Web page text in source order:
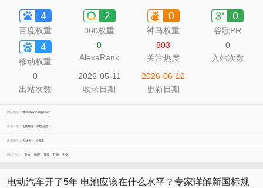
百度权重 360权重 神马权重 谷歌PR
移动权重
0
AlexaRank
803
关注热度
0
入站次数
0
出站次数
2026-05-11
收录日期
2026-06-12
更新日期
网站地址： https://www.osgeo.cn
所属分类： 电脑网络>系统开源>
所属地区： 吉林省> 长春市
网站TAG： 分会 地理 开放 开源 中文
电动汽车开了5年 电池应该在什么水平？专家详解新国标规